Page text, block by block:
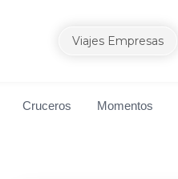
Viajes Empresas
Cruceros Momentos